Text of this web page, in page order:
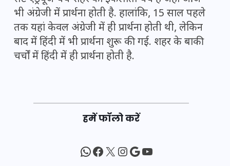
भी अंग्रेजी में प्रार्थना होती है. हालांकि, 15 साल पहले
तक यहां केवल अंग्रेजी में ही प्रार्थना होती थी, लेकिन
बाद में हिंदी में भी प्रार्थना शुरू की गई. शहर के बाकी
चर्चों में हिंदी में ही प्रार्थना होती है.
हमें फॉलो करें
WhatsApp
Facebook
X Instagram
Google
YouTube